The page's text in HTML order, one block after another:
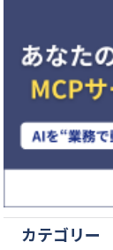
カテゴリー